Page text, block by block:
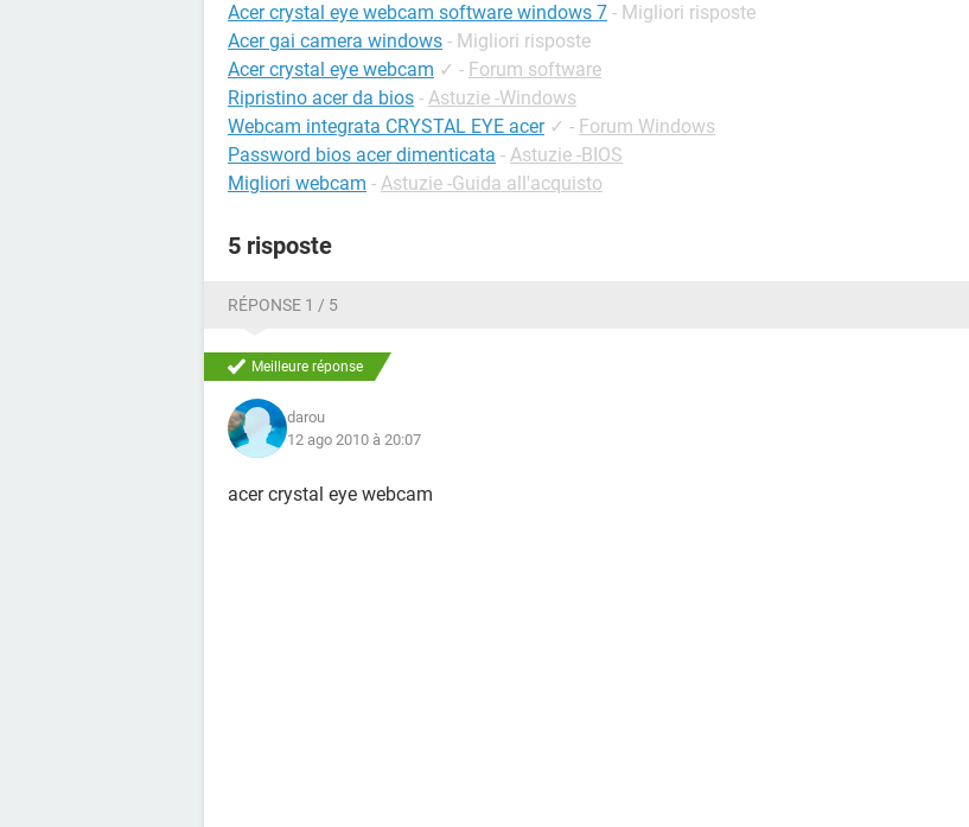
Acer crystal eye webcam software windows 7 - Migliori risposte
Acer gai camera windows - Migliori risposte
Acer crystal eye webcam ✓ - Forum software
Ripristino acer da bios - Astuzie -Windows
Webcam integrata CRYSTAL EYE acer ✓ - Forum Windows
Password bios acer dimenticata - Astuzie -BIOS
Migliori webcam - Astuzie -Guida all'acquisto
5 risposte
RÉPONSE 1 / 5
Meilleure réponse
darou
12 ago 2010 à 20:07
acer crystal eye webcam